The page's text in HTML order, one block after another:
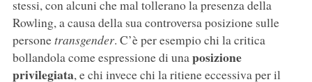
stessi, con alcuni che mal tollerano la presenza della
Rowling, a causa della sua controversa posizione sulle
personetransgender. C’è per esempio chi la critica
bollandola come espressione di unaposizione
privilegiata, e chi invece chi la ritiene eccessiva per il